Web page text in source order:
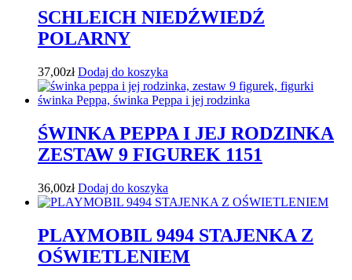
SCHLEICH NIEDŹWIEDŹ
POLARNY
37,00zł Dodaj do koszyka
ŚWINKA PEPPA I JEJ RODZINKA
ZESTAW 9 FIGUREK 1151
36,00zł Dodaj do koszyka
PLAYMOBIL 9494 STAJENKA Z
OŚWIETLENIEM